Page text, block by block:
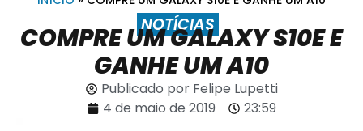
NOTÍCIAS
COMPRE UM GALAXY S10E E
GANHE UM A10
Publicado porFelipe Lupetti
4 de maio de 2019
23:59